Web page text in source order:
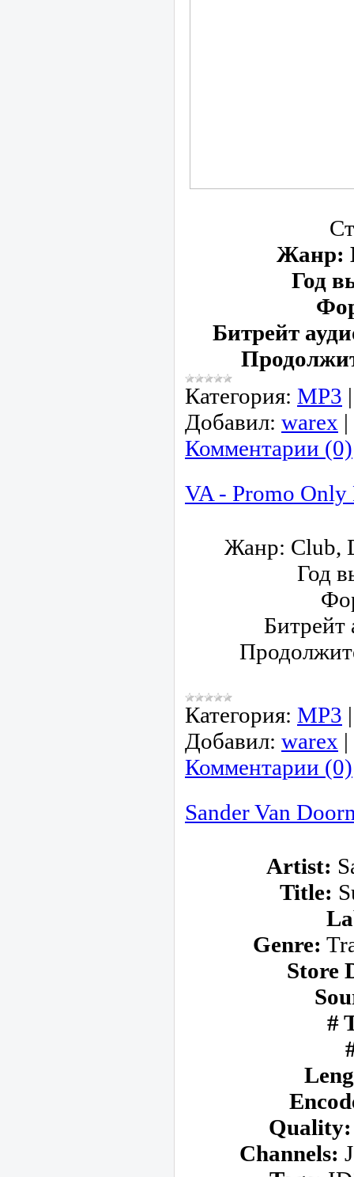
Жанр:
Год
Битрейт
Категория: МР3
Добавил: warex |
Комментарии (0)
VA - Promo
Жанр: Club,
Год
Битрейт
Категория: МР3
Добавил: warex |
Комментарии (0)
Sander Van
Artist:
Title:
Genre:
Store
#
Quality:
Channels: